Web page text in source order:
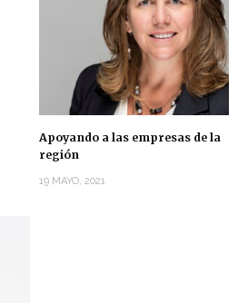
Apoyando a las empresas de la
región
19 MAYO, 2021